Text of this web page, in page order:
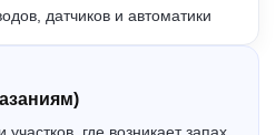
датчиков и автоматики
где возникает запах